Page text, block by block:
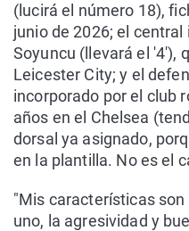
(lucirá el número 18),
junio de 2026; el
Soyuncu (llevará el '4'),
Leicester City; y el
incorporado por el club
años en el Chelsea
dorsal ya asignado,
en la plantilla. No es el
"Mis características
uno, la agresividad y